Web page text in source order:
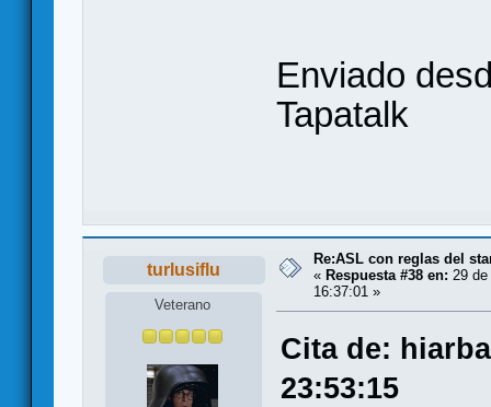
Enviado
Tapatalk
turlusiflu
Veterano
Re:ASL con reglas del
« Respuesta #38 en: 29 de
16:37:01 »
Cita de:
23:53:15